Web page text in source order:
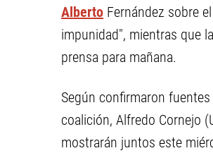
Alberto Fernández sobre
impunidad", mientras que
prensa para mañana.
Según confirmaron
coalición, Alfredo Cornejo
mostrarán juntos este